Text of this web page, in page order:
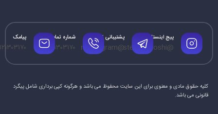
محبوبیت اکانت دوتا 2
پیج اینستاگرام
@steamforoshi
پشتیبانی تلگرام
@mrtelegram
شماره تماس
۰۹۱۲۱۳۰۳۱۷۰
پیامک
کلیه حقوق مادی و معنوی برای این سایت محفوظ می باشد و هرگونه کپی برداری شامل پیگرد
قانونی می باشد.